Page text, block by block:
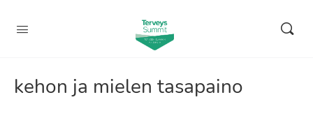
kehon ja mielen tasapaino